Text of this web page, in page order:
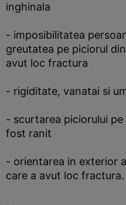
inghinala
- imposibilitatea
greutatea pe piciorul
avut loc fractura
- rigiditate, vanatai si
- scurtarea piciorului
fost ranit
- orientarea in exterior
care a avut loc fractura.